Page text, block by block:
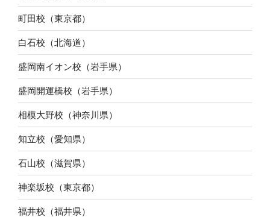
町田校（東京都）
白石校（北海道）
盛岡南イオン校（岩手県）
盛岡開運橋校（岩手県）
相模大野校（神奈川県）
知立校（愛知県）
石山校（滋賀県）
神楽坂校（東京都）
福井校（福井県）